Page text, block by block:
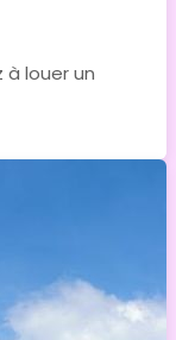
à louer un